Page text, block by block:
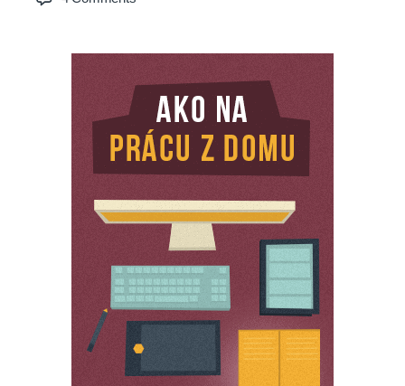
že
domu
môžete
pracovať
vo
štýle